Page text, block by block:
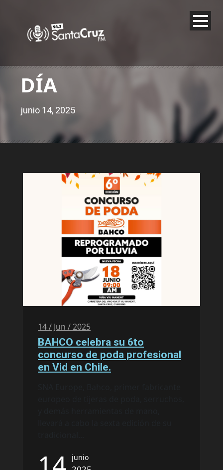
DÍA
junio 14, 2025
14 / Jun / 2025
BAHCO celebra su 6to
concurso de poda profesional
en Vid en Chile.
junio